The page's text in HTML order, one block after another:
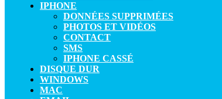
IPHONE
DONNÉES SUPPRIMÉES
PHOTOS ET VIDÉOS
CONTACT
SMS
IPHONE CASSÉ
DISQUE DUR
WINDOWS
MAC